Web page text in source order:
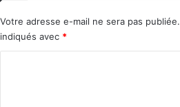
Votre adresse e-mail ne sera pas publiée.
indiqués avec *